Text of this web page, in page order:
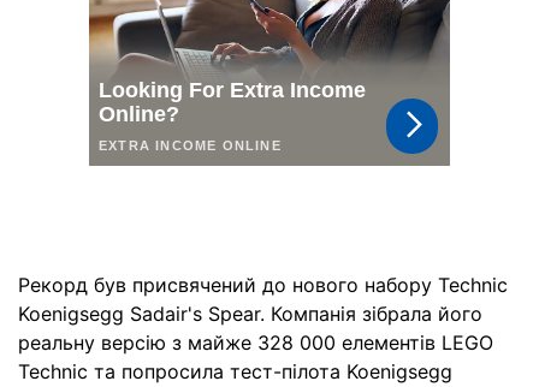
Рекорд був присвячений до нового набору Technic
Koenigsegg Sadair's Spear. Компанія зібрала його
реальну версію з майже 328 000 елементів LEGO
Technic та попросила тест-пілота Koenigsegg